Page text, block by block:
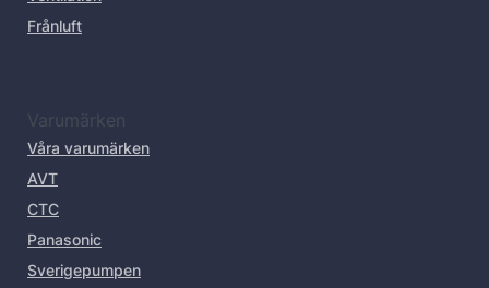
Frånluft
Varumärken
Våra varumärken
AVT
CTC
Panasonic
Sverigepumpen